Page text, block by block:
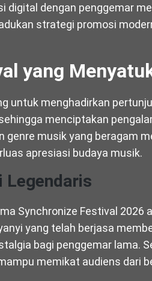
digital dengan penggemar
strategi promosi
yang
untuk menghadirkan
menciptakan
genre musik yang beragam
apresiasi budaya musik.
Legendaris
Synchronize Festival 2026
yang telah berjasa
bagi penggemar lama.
memikat audiens dari